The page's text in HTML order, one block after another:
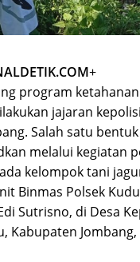
+
program
jajaran
Salah satu
melalui kegiatan
kelompok tani
Binmas Polsek
Sutrisno, di Desa
Kabupaten Jombang,